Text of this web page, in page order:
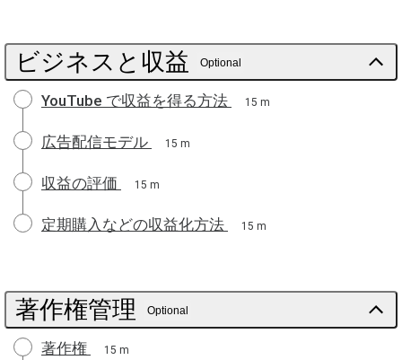
ビジネスと収益 Optional
YouTube で収益を得る方法 15 m
広告配信モデル 15 m
収益の評価 15 m
定期購入などの収益化方法 15 m
著作権管理 Optional
著作権 15 m